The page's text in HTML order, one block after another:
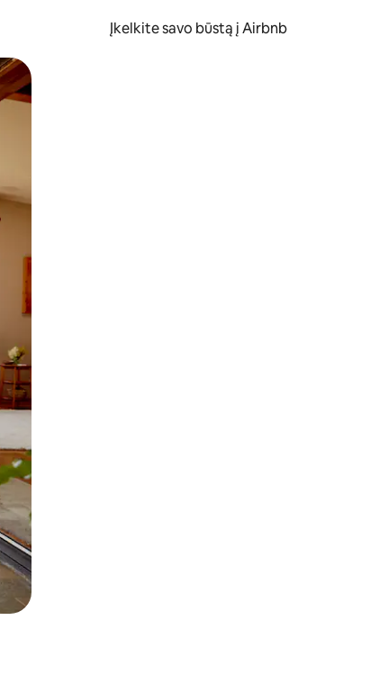
Įkelkite savo būstą į Airbnb